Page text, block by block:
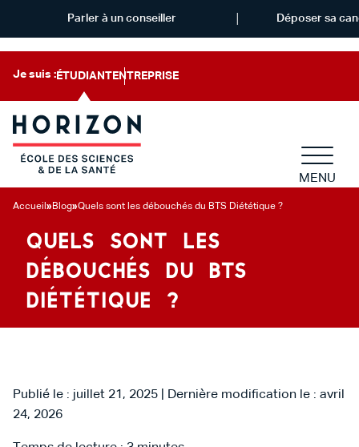
Je suis : ÉTUDIANT ENTREPRISE
MENU
Accueil » Blog»Quels sont les débouchés du BTS Diététique ?
QUELS SONT LES
DÉBOUCHÉS DU BTS
DIÉTÉTIQUE ?
Publié le : juillet 21, 2025 | Dernière modification le : avril
24, 2026
Parler à un conseiller Déposer sa